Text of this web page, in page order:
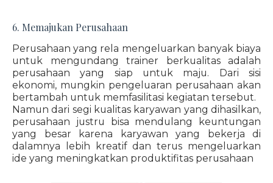
6. Memajukan Perusahaan
Perusahaan yang rela mengeluarkan banyak biaya
untuk mengundang trainer berkualitas adalah
perusahaan yang siap untuk maju. Dari sisi
ekonomi, mungkin pengeluaran perusahaan akan
bertambah untuk memfasilitasi kegiatan tersebut.
Namun dari segi kualitas karyawan yang dihasilkan,
perusahaan justru bisa mendulang keuntungan
yang besar karena karyawan yang bekerja di
dalamnya lebih kreatif dan terus mengeluarkan
ide yang meningkatkan produktifitas perusahaan